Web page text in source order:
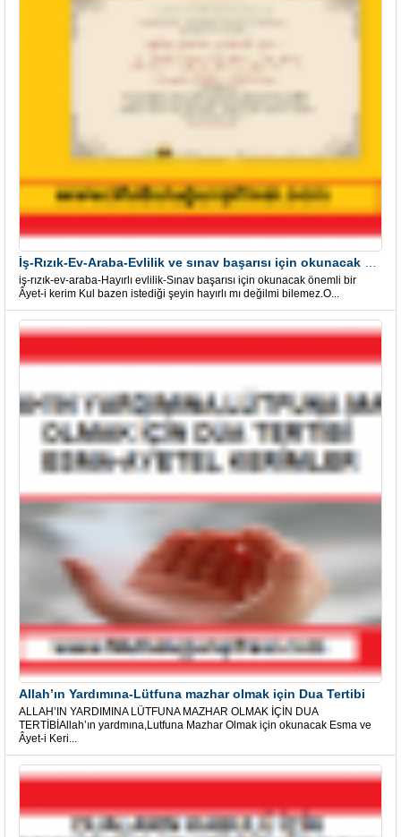
iş-rızık-ev-araba-Hayırlı evlilik-Sınav başarısı için okunacak önemli bir
Âyet-i kerim Kul bazen istediği şeyin hayırlı mı değilmi bilemez.O...
Allah’ın Yardımına-Lütfuna mazhar olmak için Dua Tertibi
ALLAH’IN YARDIMINA LÜTFUNA MAZHAR OLMAK İÇİN DUA
TERTİBİAllah’ın yardmına,Lutfuna Mazhar Olmak için okunacak Esma ve
Âyet-i Keri...